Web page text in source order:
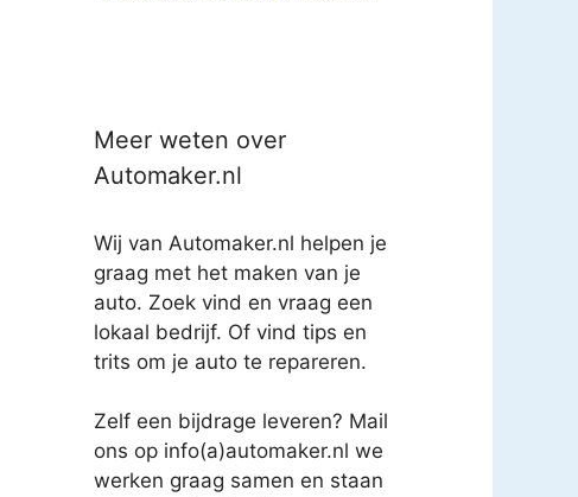
Meer weten over
Automaker.nl
Wij van Automaker.nl helpen je
graag met het maken van je
auto. Zoek vind en vraag een
lokaal bedrijf. Of vind tips en
trits om je auto te repareren.
Zelf een bijdrage leveren? Mail
ons op info(a)automaker.nl we
werken graag samen en staan